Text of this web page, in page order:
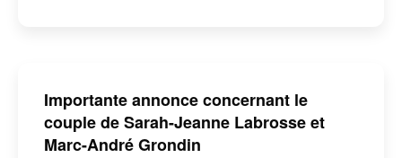
Importante annonce concernant le
couple de Sarah-Jeanne Labrosse et
Marc-André Grondin